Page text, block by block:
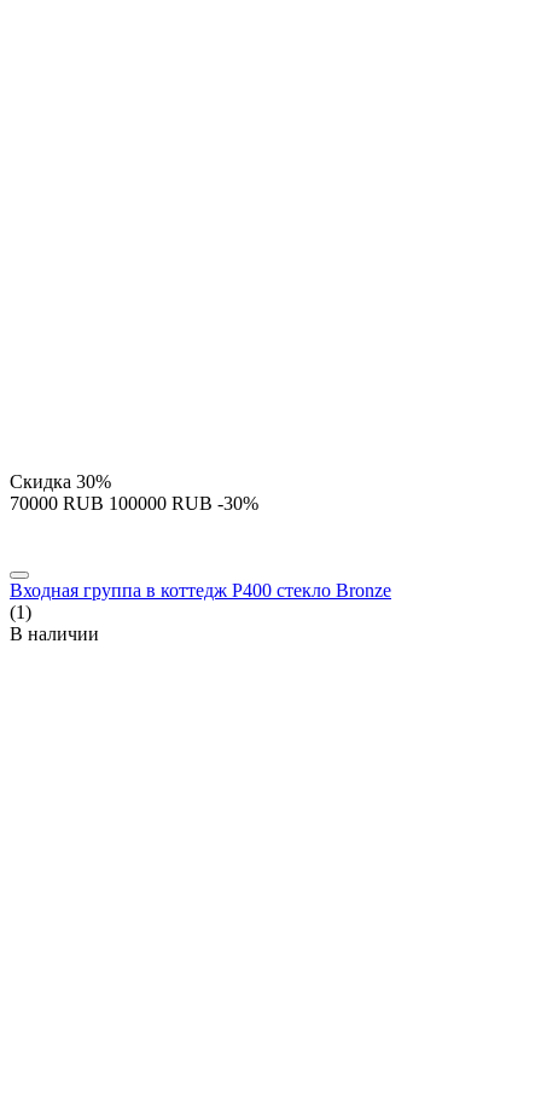
Скидка 30%
‍70000‍ RUB ‍100000‍ RUB -30%
Входная группа в коттедж P400 стекло Bronze
(1)
В наличии